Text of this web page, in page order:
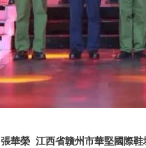
張華榮 江西省贛州市華堅國際鞋